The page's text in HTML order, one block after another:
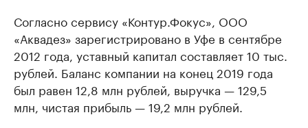
Согласно сервису «Контур.Фокус», ООО
«Аквадез» зарегистрировано в Уфе в сентябре
2012 года, уставный капитал составляет 10 тыс.
рублей. Баланс компании на конец 2019 года
был равен 12,8 млн рублей, выручка — 129,5
млн, чистая прибыль — 19,2 млн рублей.